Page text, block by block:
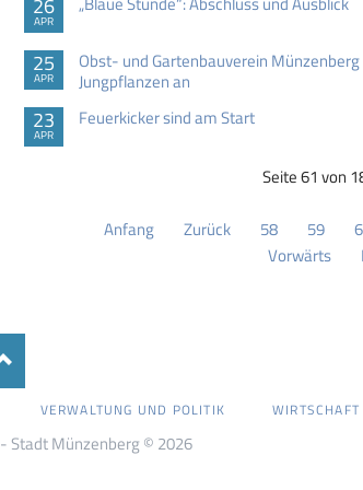
APR
25
APR
Obst- und Gartenbauverein
Jungpflanzen an
23
APR
Feuerkicker sind am Start
Seite 61 von
Anfang Zurück 58 59
Vorwärts
VERWALTUNG UND POLITIK
- Stadt Münzenberg © 2026